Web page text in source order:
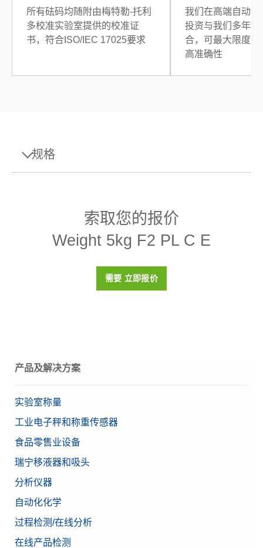
所有砝码均随附由梅特勒-托利
多校准实验室提供的校准证
书，符合ISO/IEC 17025要求
我们在高端自动化
投资与我们多年的
合，可最大限度减
高准确性
规格
7950 (± 140) kg/m3
磁化率X < 0.8
是
塑料盒（包括在内）
目标值
索取您的报价
Weight 5kg F2 PL C E
需要 立即报价
产品及解决方案
实验室称量
工业电子秤和称重传感器
食品零售业设备
瑞宁移液器和吸头
分析仪器
自动化化学
过程检测/在线分析
在线产品检测